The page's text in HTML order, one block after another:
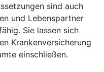
sind auch
und Lebenspartner
Sie lassen sich
Krankenversicherung
einschließen.